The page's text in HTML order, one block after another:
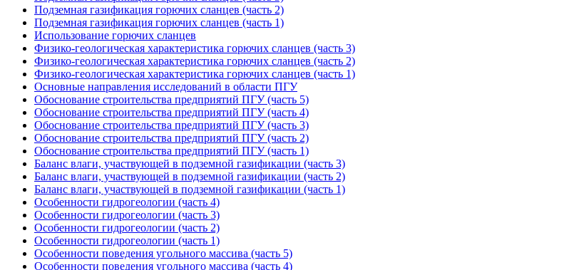
Подземная газификация горючих сланцев (часть 2)
Подземная газификация горючих сланцев (часть 1)
Использование горючих сланцев
Физико-геологическая характеристика горючих сланцев (часть 3)
Физико-геологическая характеристика горючих сланцев (часть 2)
Физико-геологическая характеристика горючих сланцев (часть 1)
Основные направления исследований в области ПГУ
Обоснование строительства предприятий ПГУ (часть 5)
Обоснование строительства предприятий ПГУ (часть 4)
Обоснование строительства предприятий ПГУ (часть 3)
Обоснование строительства предприятий ПГУ (часть 2)
Обоснование строительства предприятий ПГУ (часть 1)
Баланс влаги, участвующей в подземной газификации (часть 3)
Баланс влаги, участвующей в подземной газификации (часть 2)
Баланс влаги, участвующей в подземной газификации (часть 1)
Особенности гидрогеологии (часть 4)
Особенности гидрогеологии (часть 3)
Особенности гидрогеологии (часть 2)
Особенности гидрогеологии (часть 1)
Особенности поведения угольного массива (часть 5)
Особенности поведения угольного массива (часть 4)